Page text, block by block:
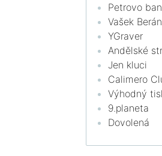
Petrovo
Vašek
YGraver
Andělské
Jen kluci
Calimero
Výhodný
9.planeta
Dovolená